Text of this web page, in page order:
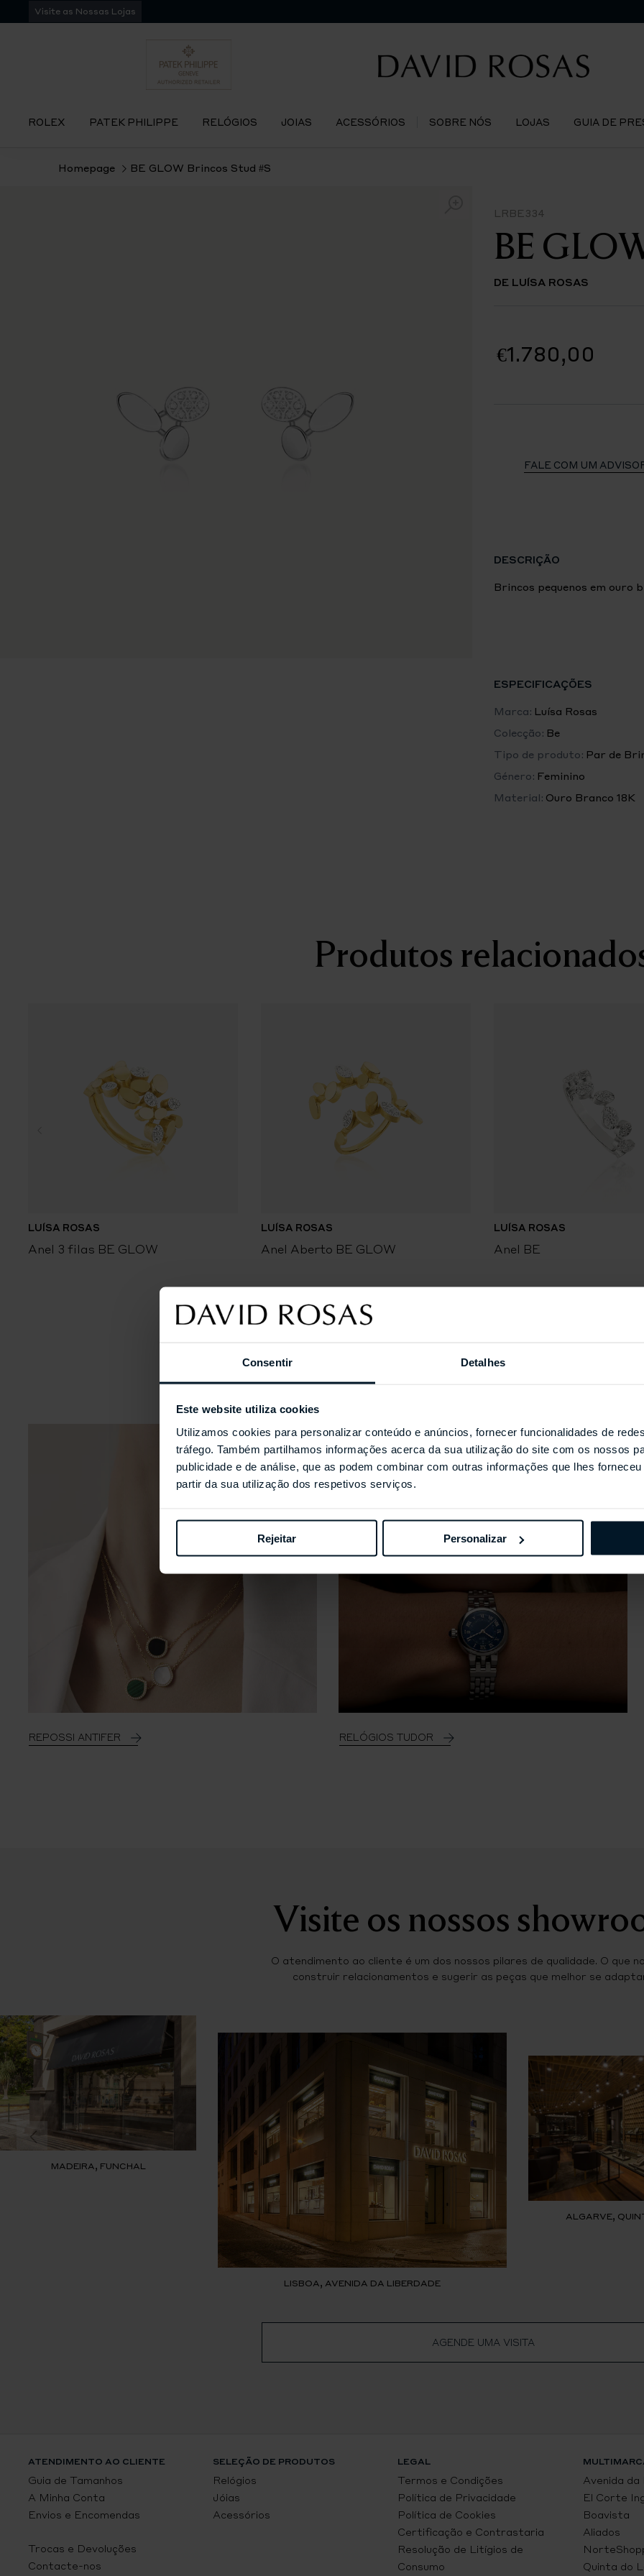
Consentir Detalhes
Este website utiliza cookies
Utilizamos cookies para personalizar conteúdo e anúncios, fornecer funcionalidades de
tráfego. Também partilhamos informações acerca da sua utilização do site com os nossos
publicidade e de análise, que as podem combinar com outras informações que lhes
partir da sua utilização dos respetivos serviços.
Rejeitar Personalizar
para
Visite as Nossas Lojas
ROLEX PATEK PHILIPPE RELÓGIOS JOIAS ACESSÓRIOS SOBRE NÓS LOJAS GUIA DE
Homepage BE GLOW Brincos Stud #S
LRBE334
BE
DE LUÍSA ROSAS
€1.780,00
FALE COM UM
DESCRIÇÃO
Brincos pequenos em ouro
ESPECIFICAÇÕES
Marca: Luísa Rosas
Colecção: Be
Tipo de produto: Par de
Género: Feminino
Material: Ouro Branco 18K
Produtos
LUÍSA ROSAS
Anel 3 filas BE GLOW
LUÍSA ROSAS
Anel Aberto BE GLOW
LUÍSA ROSAS
Anel BE
Coleções
REPOSSI ANTIFER RELÓGIOS TUDOR
Visite os nossos
O atendimento ao cliente é um dos nossos pilares de qualidade. O que
construir relacionamentos e sugerir as peças que melhor se
MADEIRA, FUNCHAL
LISBOA, AVENIDA DA LIBERDADE
ALGARVE,
AGENDE UMA VISITA
ATENDIMENTO AO CLIENTE
Guia de Tamanhos
A Minha Conta
Envios e Encomendas
Trocas e Devoluções
Contacte-nos
SELEÇÃO DE PRODUTOS
Relógios
Jóias
Acessórios
LEGAL
Termos e Condições
Política de Privacidade
Política de Cookies
Certificação e Contrastaria
Resolução de Litígios de
Consumo
Avenida
El Corte
Boavista
Aliados
Quinta do